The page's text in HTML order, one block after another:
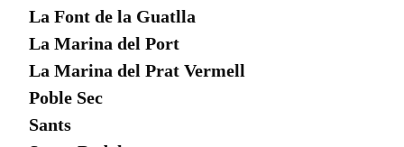
La Font de la Guatlla
La Marina del Port
La Marina del Prat Vermell
Poble Sec
Sants